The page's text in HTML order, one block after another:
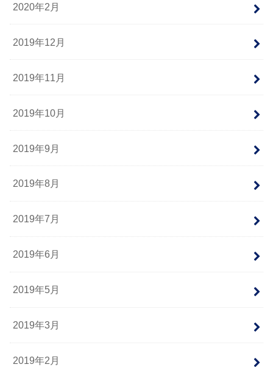
2020年2月
2019年12月
2019年11月
2019年10月
2019年9月
2019年8月
2019年7月
2019年6月
2019年5月
2019年3月
2019年2月